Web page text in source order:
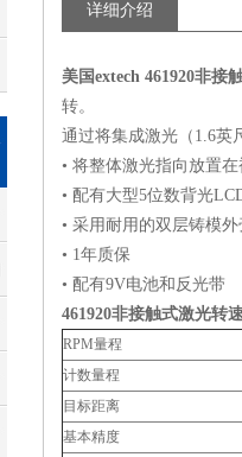
详细介绍
美国extech 461920非接
转。
通过将集成激光（1.6英
• 将整体激光指向放置
• 配有大型5位数背光
• 采用耐用的双层铸模
• 1年质保
• 配有9V电池和反光带
461920非接触式激光转
RPM量程
计数量程
目标距离
基本精度